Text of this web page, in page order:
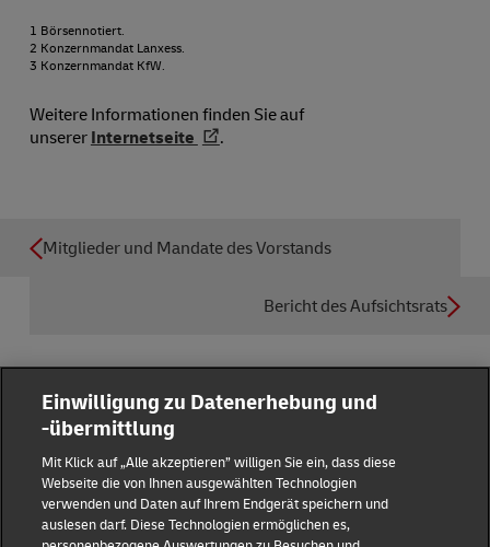
1 Börsennotiert.
2 Konzernmandat Lanxess.
3 Konzernmandat KfW.
Weitere Informationen finden Sie auf
unsererInternetseite .
Mitglieder und Mandate des Vorstands
Bericht des Aufsichtsrats
Reporting Hub
Impressum
Einwilligung zu Datenerhebung und
-übermittlung
Mit Klick auf „Alle akzeptieren” willigen Sie ein, dass diese
Webseite die von Ihnen ausgewählten Technologien
verwenden und Daten auf Ihrem Endgerät speichern und
auslesen darf. Diese Technologien ermöglichen es,